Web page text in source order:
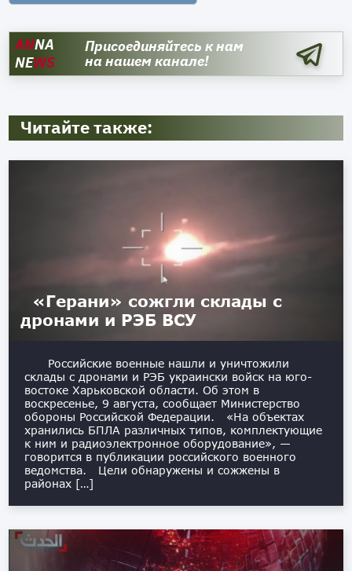
ANNA
NEWS
Присоединяйтесь к нам
на нашем канале!
Читайте также:
«Герани» сожгли склады с
дронами и РЭБ ВСУ
Российские военные нашли и уничтожили
склады с дронами и РЭБ украински войск на юго-
востоке Харьковской области. Об этом в
воскресенье, 9 августа, сообщает Министерство
обороны Российской Федерации. «На объектах
хранились БПЛА различных типов, комплектующие
к ним и радиоэлектронное оборудование», —
говорится в публикации российского военного
ведомства. Цели обнаружены и сожжены в
районах […]